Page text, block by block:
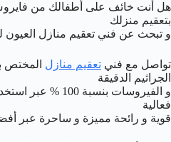
هل أنت خائف على أطفالك من
بتعقيم منزلك
و تبحث عن فني تعقيم منازل العيون
تواصل مع فني تعقيم منازل المختص
الجراثيم الدقيقة
و الفيروسات بنسبة
فعالية
قوية و رائحة مميزة و ساحرة عبر